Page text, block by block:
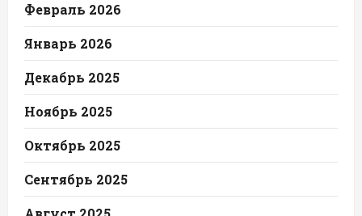
Февраль 2026
Январь 2026
Декабрь 2025
Ноябрь 2025
Октябрь 2025
Сентябрь 2025